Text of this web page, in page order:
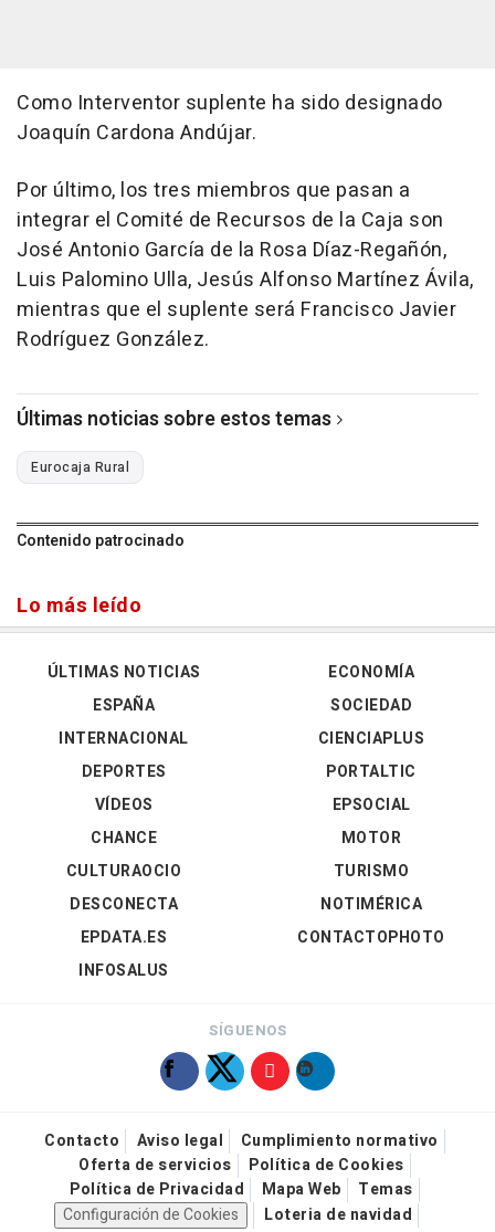
Como Interventor suplente ha sido designado
Joaquín Cardona Andújar.
Por último, los tres miembros que pasan a
integrar el Comité de Recursos de la Caja son
José Antonio García de la Rosa Díaz-Regañón,
Luis Palomino Ulla, Jesús Alfonso Martínez Ávila,
mientras que el suplente será Francisco Javier
Rodríguez González.
Últimas noticias sobre estos temas
Eurocaja Rural
Contenido patrocinado
Lo más leído
ÚLTIMAS NOTICIAS
ESPAÑA
INTERNACIONAL
DEPORTES
VÍDEOS
ECONOMÍA
SOCIEDAD
CIENCIAPLUS
PORTALTIC
EPSOCIAL
CHANCE
CULTURAOCIO
DESCONECTA
EPDATA.ES
INFOSALUS
MOTOR
TURISMO
NOTIMÉRICA
CONTACTOPHOTO
SÍGUENOS
Contacto Aviso legal
Cumplimiento normativo
Oferta de servicios
Política de Cookies
Política de Privacidad
Mapa Web
Temas
Configuración de Cookies
Loteria de navidad